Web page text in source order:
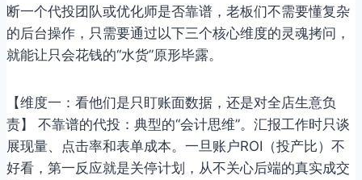
断一个代投团队或优化师是否靠谱，老板们不需要懂复杂
的后台操作，只需要通过以下三个核心维度的灵魂拷问，
就能让只会花钱的“水货”原形毕露。
【维度一：看他们是只盯账面数据，还是对全店生意负
责】 不靠谱的代投：典型的“会计思维”。汇报工作时只谈
展现量、点击率和表单成本。一旦账户ROI（投产比）不
好看，第一反应就是关停计划，从不关心后端的真实成交